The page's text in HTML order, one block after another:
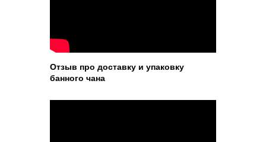
Отзыв про доставку и упаковку
банного чана